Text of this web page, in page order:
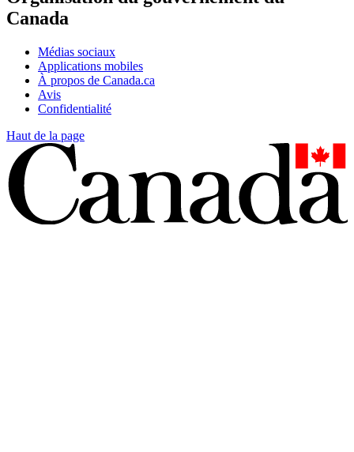
Canada
Médias sociaux
Applications mobiles
À propos de Canada.ca
Avis
Confidentialité
Haut de la page